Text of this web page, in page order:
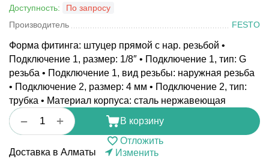
Доступность:
По запросу
Производитель
FESTO
Форма фитинга: штуцер прямой с нар. резьбой •
Подключение 1, размер: 1/8″ • Подключение 1, тип: G
резьба • Подключение 1, вид резьбы: наружная резьба
• Подключение 2, размер: 4 мм • Подключение 2, тип:
трубка • Материал корпуса: сталь нержавеющая
+
−
В корзину
Отложить
Доставка в Алматы
Изменить